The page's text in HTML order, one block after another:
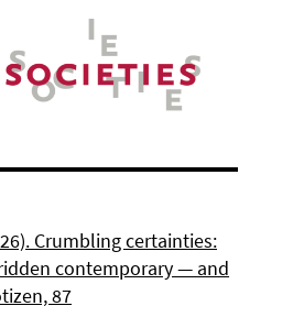
Crumbling certainties:
contemporary — and
87